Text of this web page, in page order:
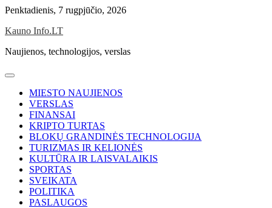
Skip
content
Penktadienis, 7 rugpjūčio, 2026
Kauno Info.LT
Naujienos, technologijos, verslas
MIESTO NAUJIENOS
VERSLAS
FINANSAI
KRIPTO TURTAS
BLOKŲ GRANDINĖS TECHNOLOGIJA
TURIZMAS IR KELIONĖS
KULTŪRA IR LAISVALAIKIS
SPORTAS
SVEIKATA
POLITIKA
PASLAUGOS